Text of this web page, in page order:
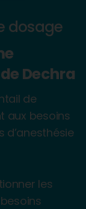
dosage
Dechra
de
aux besoins
d’anesthésie
les